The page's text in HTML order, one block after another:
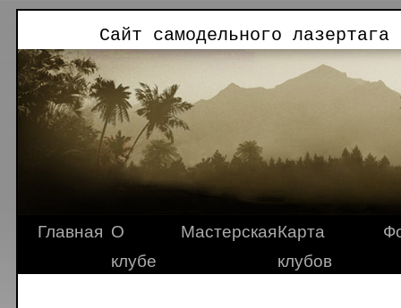
Сайт самодельного
Главная О
клубе
МастерскаяКарта
клубов